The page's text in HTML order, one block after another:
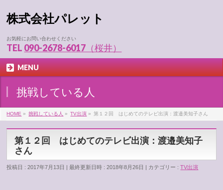
株式会社パレット
お気軽にお問い合わせください
TEL 090-2678-6017（桜井）
MENU
挑戦している人
HOME » 挑戦している人 » TV出演 » 第１２回 はじめてのテレビ出演：渡邉美知子さん
第１２回 はじめてのテレビ出演：渡邉美知子
さん
投稿日 : 2017年7月13日 最終更新日時 : 2018年8月26日 カテゴリー :TV出演